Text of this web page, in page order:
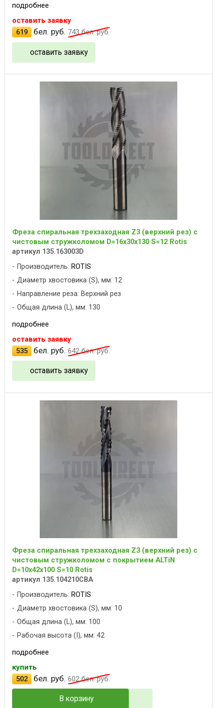
подробнее
оставить заявку
619
бел. руб. 743бел. руб.
оставить заявку
Фреза спиральная трехзаходная Z3 (верхний рез) с
чистовым стружколомом D=16x30x130 S=12 Rotis
артикул 135.163003D
Производитель: ROTIS
Диаметр хвостовика (S), мм: 12
Направление реза: Верхний рез
Общая длина (L), мм: 130
подробнее
оставить заявку
535
бел. руб. 642бел. руб.
оставить заявку
Фреза спиральная трехзаходная Z3 (верхний рез) с
чистовым стружколомом с покрытием ALTiN
D=10x42x100 S=10 Rotis
артикул 135.104210CBA
Производитель: ROTIS
Диаметр хвостовика (S), мм: 10
Общая длина (L), мм: 100
Рабочая высота (I), мм: 42
подробнее
купить
502
бел. руб. 602бел. руб.
В корзину